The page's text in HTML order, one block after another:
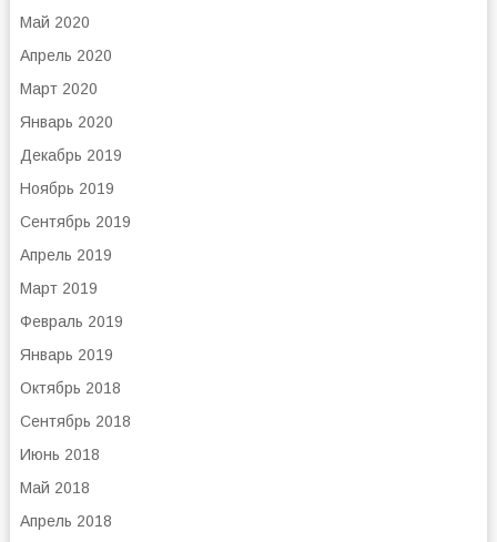
Май 2020
Апрель 2020
Март 2020
Январь 2020
Декабрь 2019
Ноябрь 2019
Сентябрь 2019
Апрель 2019
Март 2019
Февраль 2019
Январь 2019
Октябрь 2018
Сентябрь 2018
Июнь 2018
Май 2018
Апрель 2018